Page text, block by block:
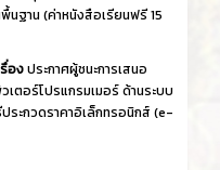
นฐาน (ค่าหนังสือเรียนฟรี 15
องประกาศผู้ชนะการเสนอ
ตอร์โปรแกรมเมอร์ ด้านระบบ
ระกวดราคาอิเล็กทรอนิกส์ (e-